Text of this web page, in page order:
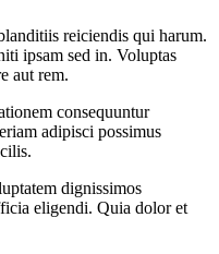
reiciendis qui harum.
ipsam sed in. Voluptas
aut rem.
consequuntur
adipisci possimus
dignissimos
eligendi. Quia dolor et